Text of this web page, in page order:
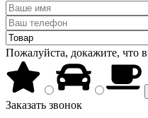
Пожалуйста, докажите, что
Заказать звонок